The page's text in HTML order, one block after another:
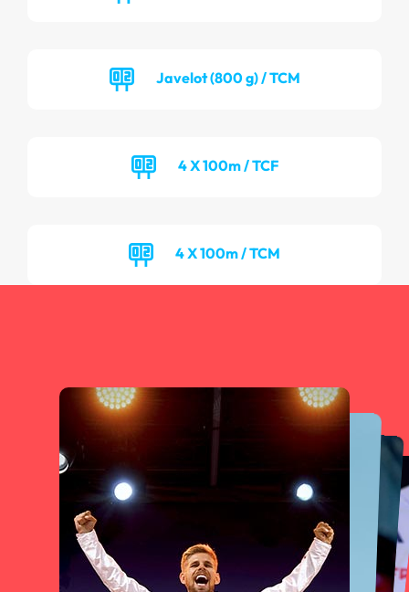
Javelot (800 g) / TCM
4 X 100m / TCF
4 X 100m / TCM